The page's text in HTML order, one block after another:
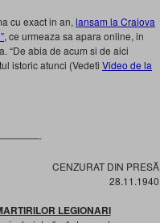
cu exact in an, lansam la Craiova
ce urmeaza sa apara online, in
“De abia de acum si de aici
istoric atunci (Vedeti Video de la
CENZURAT DIN PRESĂ
28.11.1940
LEGIONARI